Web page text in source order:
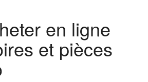
en ligne
et pièces